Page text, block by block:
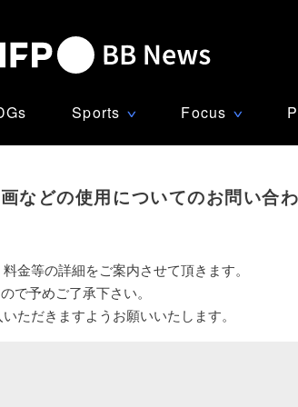
Sports ∨ Focus ∨
などの使用についてのお問い合
金等の詳細をご案内させて頂きます。
で予めご了承下さい。
ただきますようお願いいたします。